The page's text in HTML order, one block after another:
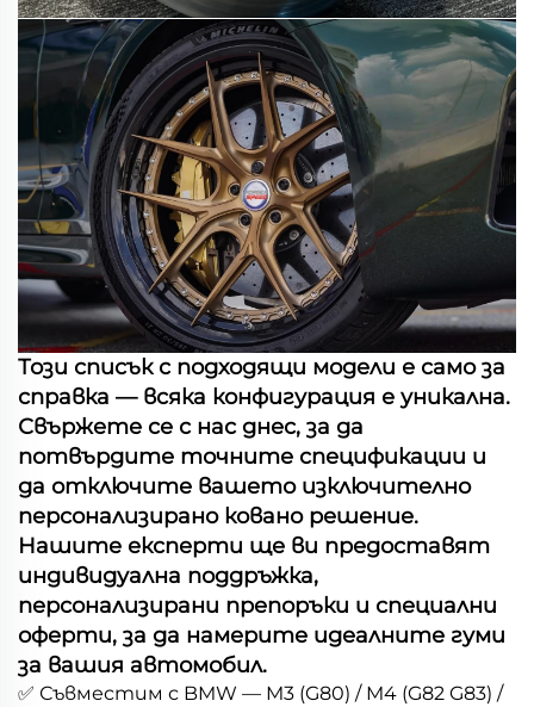
Този списък с подходящи модели е само за
справка — всяка конфигурация е уникална.
Свържете се с нас днес, за да
потвърдите точните спецификации и
да отключите вашето изключително
персонализирано ковано решение.
Нашите експерти ще ви предоставят
индивидуална поддръжка,
персонализирани препоръки и специални
оферти, за да намерите идеалните гуми
за вашия автомобил.
✅ Съвместим с BMW — M3 (G80) / M4 (G82 G83) /